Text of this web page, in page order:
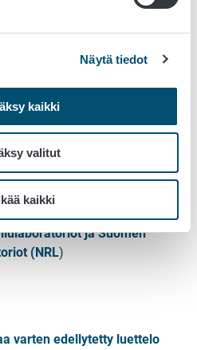
Näytä tiedot
kaikki
valitut
kaikki
EU-vertailulaboratoriot ja
(NRL)
OIE-
ja Suomen
(NRL)
varten edellytetty luettelo